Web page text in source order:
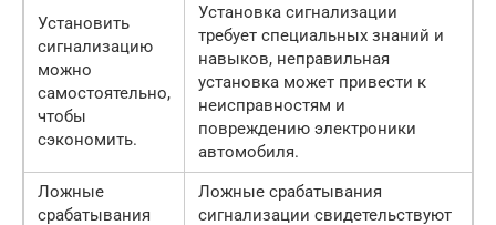
Установить
сигнализацию
можно
самостоятельно,
чтобы
сэкономить.
Установка сигнализации
требует специальных знаний и
навыков, неправильная
установка может привести к
неисправностям и
повреждению электроники
автомобиля.
Ложные
срабатывания
Ложные срабатывания
сигнализации свидетельствуют